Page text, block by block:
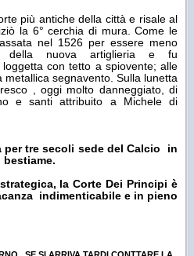
più antiche della città e risale al
la 6° cerchia di mura. Come le
nel 1526 per essere meno
della nuova artiglieria e fu
con tetto a spiovente; alle
segnavento. Sulla lunetta
, oggi molto danneggiato, di
e santi attribuito a Michele di
per tre secoli sede del Calcio in
bestiame.
la Corte Dei Principi è
indimenticabile e in pieno